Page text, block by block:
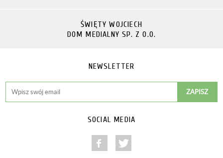
ŚWIĘTY WOJCIECH
DOM MEDIALNY SP. Z O.O.
NEWSLETTER
SOCIAL MEDIA